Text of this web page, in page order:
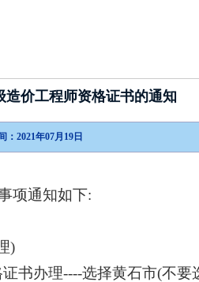
造价工程师资格证书的通知
：2021年07月19日
项通知如下:
)
书办理----选择黄石市(不